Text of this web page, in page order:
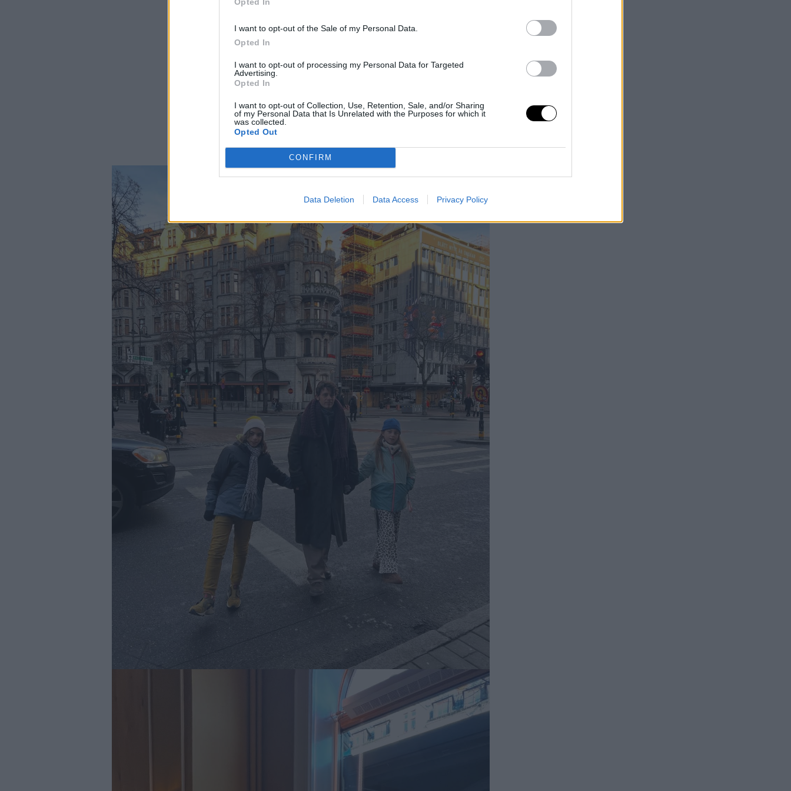
I want to opt-out of the Sale of my Personal Data.
Opted In
I want to opt-out of processing my Personal Data for Targeted
Advertising.
Opted In
I want to opt-out of Collection, Use, Retention, Sale, and/or Sharing
of my Personal Data that Is Unrelated with the Purposes for which it
was collected.
Opted Out
CONFIRM
Data Deletion Data Access Privacy Policy